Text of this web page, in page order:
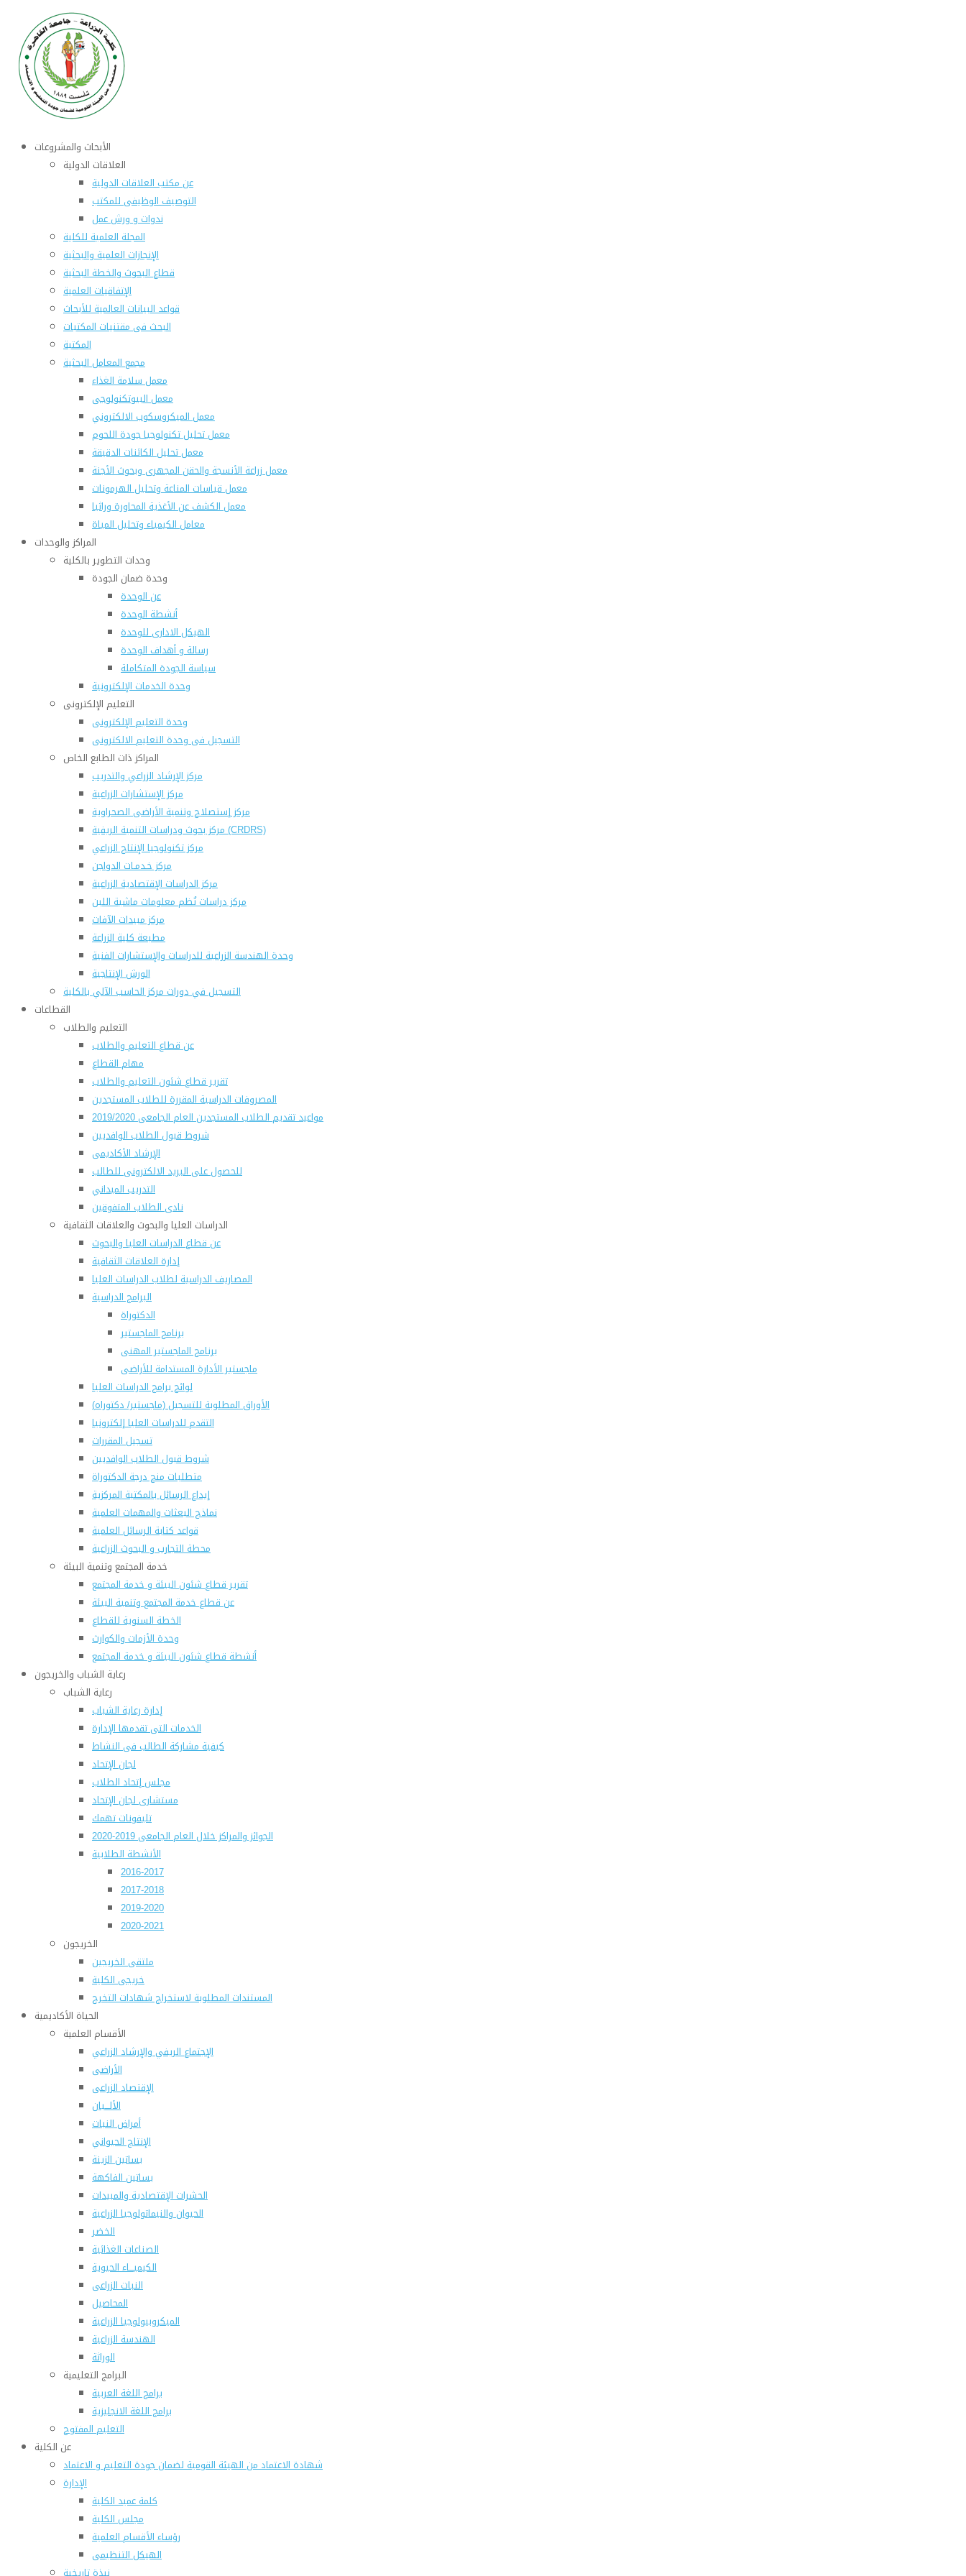
الأبحاث والمشروعات
العلاقات الدولية
عن مكتب العلاقات الدولية
التوصيف الوظيفى للمكتب
ندوات و ورش عمل
المجلة العلمية للكلية
الإنجازات العلمية والبحثية
قطاع البحوث والخطة البحثية
الإتفاقيات العلمية
قواعد البيانات العالمية للأبحاث
البحث فى مقتنيات المكتبات
المكتبة
مجمع المعامل البحثية
معمل سلامة الغذاء
معمل البيوتكنولوجى
معمل الميكروسكوب الالكتروني
معمل تحليل تكنولوجيا جودة اللحوم
معمل تحليل الكائنات الدقيقة
معمل زراعة الأنسجة والحقن المجهرى وبحوث الأجنة
معمل قياسات المناعة وتحليل الهرمونات
معمل الكشف عن الأغذية المحاورة وراثيا
معامل الكيمياء وتحليل المياة
المراكز والوحدات
وحدات التطوير بالكلية
وحدة ضمان الجودة
عن الوحدة
أنشطة الوحدة
الهيكل الادارى للوحدة
رسالة و أهداف الوحدة
سياسة الجودة المتكاملة
وحدة الخدمات الإلكترونية
التعليم الإلكترونى
وحدة التعليم الإلكترونى
التسجيل فى وحدة التعليم الالكترونى
المراكز ذات الطابع الخاص
مركز الإرشاد الزراعي والتدريب
مركز الإستشارات الزراعية
مركز إستصلاح وتنمية الأراضى الصحراوية
مركز بحوث ودراسات التنمية الريفية (CRDRS)
مركز تكنولوجيا الإنتاج الزراعي
مركز خـدمـات الدواجن
مركز الدراسات الإقتصادية الزراعية
مركز دراسات نُظم معلومات ماشية اللبن
مركز مبيدات الآفات
مطبعة كلية الزراعة
وحدة الهندسة الزراعية للدراسات والإستشارات الفنية
الورش الإنتاجية
التسجيل في دورات مركز الحاسب الآلي بالكلية
القطاعات
التعليم والطلاب
عن قطاع التعليم والطلاب
مهام القطاع
تقرير قطاع شئون التعليم والطلاب
المصروفات الدراسية المقررة للطلاب المستجدين
مواعيد تقديم الطلاب المستجدين العام الجامعى 2019/2020
شروط قبول الطلاب الوافديين
الإرشاد الأكاديمى
للحصول على البريد الالكترونى للطالب
التدريب الميداني
نادى الطلاب المتفوقين
الدراسات العليا والبحوث والعلاقات الثقافية
عن قطاع الدراسات العليا والبحوث
إدارة العلاقات الثقافية
المصاريف الدراسية لطلاب الدراسات العليا
البرامج الدراسية
الدكتوراة
برنامج الماجستير
برنامج الماجستير المهنى
ماجستير الأدارة المستدامة للأراضى
لوائح برامج الدراسات العليا
(الأوراق المطلوبة للتسجيل (ماجستير/ دكتوراه
التقدم للدراسات العليا إلكترونيا
تسجيل المقررات
شروط قبول الطلاب الوافديين
متطلبات منح درجة الدكتوراة
إيداع الرسائل بالمكتبة المركزية
نماذج البعثات والمهمات العلمية
قواعد كتابة الرسائل العلمية
محطة التجارب و البحوث الزراعية
خدمة المجتمع وتنمية البيئة
تقرير قطاع شئون البيئة و خدمة المجتمع
عن قطاع خدمة المجتمع وتنمية البيئة
الخطة السنوية للقطاع
وحدة الأزمات والكوارث
أنشطة قطاع شئون البيئة و خدمة المجتمع
رعاية الشباب والخريجون
رعاية الشباب
إدارة رعاية الشباب
الخدمات التى تقدمها الإدارة
كيفية مشاركة الطالب فى النشاط
لجان الإتحاد
مجلس إتحاد الطلاب
مستشارى لجان الإتحاد
تليفونات تهمك
الجوائز والمراكز خلال العام الجامعى 2019-2020
الأنشطة الطلابية
2016-2017
2017-2018
2019-2020
2020-2021
الخريجون
ملتقى الخريجين
خريجى الكلية
المستندات المطلوبة لاستخراج شهادات التخرج
الحياة الأكاديمية
الأقسام العلمية
الإجتماع الريفي والإرشاد الزراعي
الأراضى
الإقتصاد الزراعى
الألـــبان
أمراض النبات
الإنتاج الحيواني
بساتين الزينة
بساتين الفاكهة
الحشرات الإقتصادية والمبيدات
الحيوان والنيماتولوجيا الزراعية
الخضر
الصناعات الغذائية
الكيميـــاء الحيوية
النبات الزراعى
المحاصيل
الميكروبيولوجيا الزراعية
الهندسة الزراعية
الوراثة
البرامج التعليمية
برامج اللغة العربية
برامج اللغة الانجليزية
التعليم المفتوح
عن الكلية
شهادة الاعتماد من الهيئة القومية لضمان جودة التعليم و الاعتماد
الإدارة
كلمة عميد الكلية
مجلس الكلية
رؤساء الأقسام العلمية
الهيكل التنظيمى